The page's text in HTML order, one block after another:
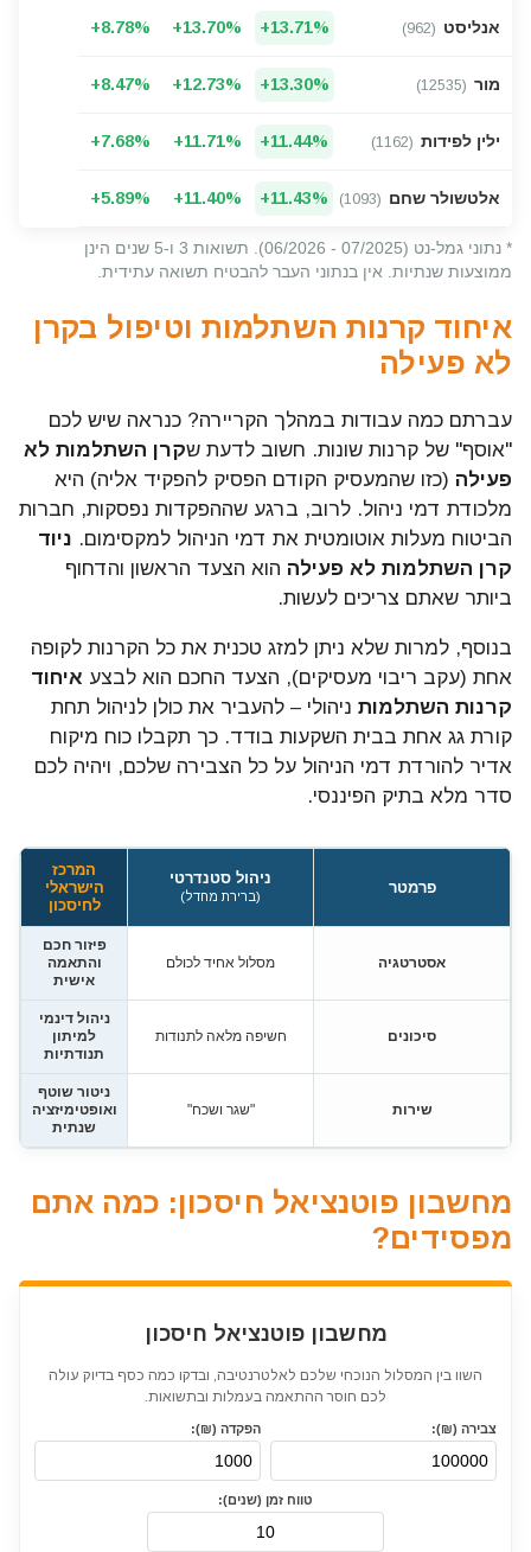
אנליסט (962) השוואת תשואות אנליסט השתלמות כללי קופה מספר 962 לשנת
+13.71%
+13.70%
+8.78%
מור (12535) השוואת תשואות מור השתלמות - כללי קופה מספר 12535 לשנת 2026
+13.30%
+12.73%
+8.47%
ילין לפידות (1162) השוואת תשואות ילין לפידות קרן השתלמות מסלול כללי
+11.44%
+11.71%
+7.68%
אלטשולר שחם (1093) השוואת תשואות אלטשולר שחם השתלמות כללי קופה
+11.43%
+11.40%
+5.89%
* נתוני גמל-נט (07/2025 - 06/2026). תשואות 3 ו-5 שנים הינן
ממוצעות שנתיות. אין בנתוני העבר להבטיח תשואה עתידית.
איחוד קרנות השתלמות וטיפול בקרן
לא פעילה
עברתם כמה עבודות במהלך הקריירה? כנראה שיש לכם
"אוסף" של קרנות שונות. חשוב לדעת שקרן השתלמות לא
פעילה (כזו שהמעסיק הקודם הפסיק להפקיד אליה) היא
מלכודת דמי ניהול. לרוב, ברגע שההפקדות נפסקות, חברות
הביטוח מעלות אוטומטית את דמי הניהול למקסימום. ניוד
קרן השתלמות לא פעילה הוא הצעד הראשון והדחוף
ביותר שאתם צריכים לעשות.
בנוסף, למרות שלא ניתן למזג טכנית את כל הקרנות לקופה
אחת (עקב ריבוי מעסיקים), הצעד החכם הוא לבצע איחוד
קרנות השתלמות ניהולי – להעביר את כולן לניהול תחת
קורת גג אחת בבית השקעות בודד. כך תקבלו כוח מיקוח
אדיר להורדת דמי הניהול על כל הצבירה שלכם, ויהיה לכם
סדר מלא בתיק הפיננסי.
פרמטר
ניהול סטנדרטי
(ברירת מחדל)
המרכז
הישראלי
לחיסכון
אסטרטגיה מסלול אחיד לכולם
פיזור חכם
והתאמה
אישית
סיכונים חשיפה מלאה לתנודות
ניהול דינמי
למיתון
תנודתיות
שירות "שגר ושכח"
ניטור שוטף
ואופטימיזציה
שנתית
מחשבון פוטנציאל חיסכון: כמה אתם
מפסידים?
מחשבון פוטנציאל חיסכון
השוו בין המסלול הנוכחי שלכם לאלטרנטיבה, ובדקו כמה כסף בדיוק עולה
לכם חוסר ההתאמה בעמלות ובתשואות.
צבירה (₪): הפקדה (₪):
טווח זמן (שנים):